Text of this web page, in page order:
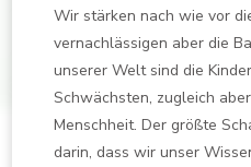
Wir stärken nach wie vor
vernachlässigen aber die
unserer Welt sind die
Schwächsten, zugleich
Menschheit. Der größte
darin, dass wir unser